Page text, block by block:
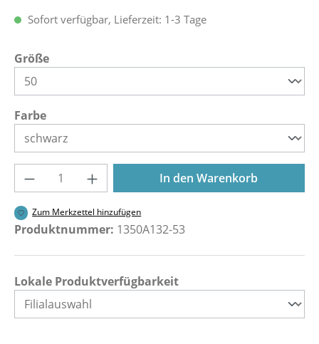
Sofort verfügbar, Lieferzeit: 1-3 Tage
Größeauswählen
Farbeauswählen
Produkt Anzahl: Gib den gewünschten
In den Warenkorb
Zum Merkzettel hinzufügen
Produktnummer: 1350A132-53
Lokale Produktverfügbarkeit